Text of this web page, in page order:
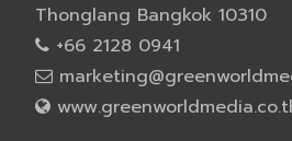
Thonglang Bangkok 10310
+66 2128 0941